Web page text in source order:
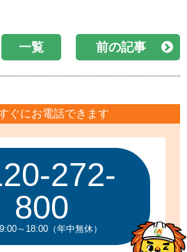
一覧 前の記事
ぐにお電話できます
272-
800
～18:00（年中無休）